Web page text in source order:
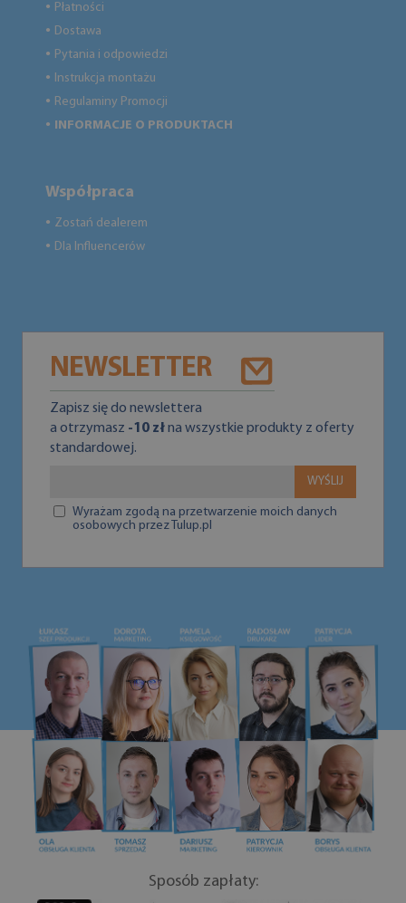
● Płatności
● Dostawa
● Pytania i odpowiedzi
● Instrukcja montażu
● Regulaminy Promocji
● INFORMACJE O PRODUKTACH
Współpraca
● Zostań dealerem
● Dla Influencerów
NEWSLETTER
Zapisz się do newslettera
a otrzymasz -10 złna wszystkie produkty z oferty
standardowej.
WYŚLIJ
Wyrażam zgodą na przetwarzenie moich danych
osobowych przez Tulup.pl
Sposób zapłaty: